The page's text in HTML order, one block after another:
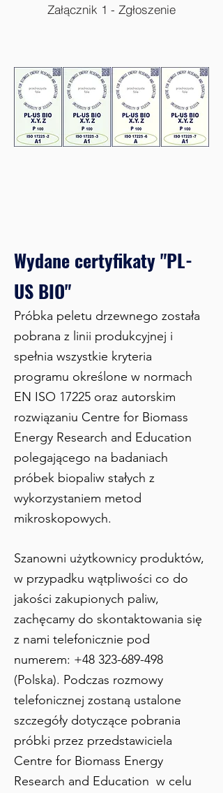
Załącznik 1 - Zgłoszenie
Wydane certyfikaty "PL-
US BIO"
Próbka peletu drzewnego została
pobrana z linii produkcyjnej i
spełnia wszystkie kryteria
programu określone w normach
EN ISO 17225 oraz autorskim
rozwiązaniu Centre for Biomass
Energy Research and Education
polegającego na badaniach
próbek biopaliw stałych z
wykorzystaniem metod
mikroskopowych.
Szanowni użytkownicy produktów,
w przypadku wątpliwości co do
jakości zakupionych paliw,
zachęcamy do skontaktowania się
z nami telefonicznie pod
numerem: +48 323-689-498
(Polska). Podczas rozmowy
telefonicznej zostaną ustalone
szczegóły dotyczące pobrania
próbki przez przedstawiciela
Centre for Biomass Energy
Research and Education w celu